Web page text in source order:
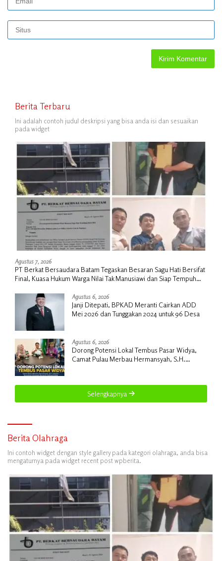
Berita Terbaru
Ini adalah contoh judul deskripsi yang bisa anda isi dan sesuaikan
pada widget
Agustus 7, 2026
PT Berkat Bersaudara Batam Tegaskan Besaran Sagu Hati Bersifat
Final, Kuasa Hukum Warga Nilai Tak Manusiawi dan Siap Tempuh
Agustus 6, 2026
Janji Ditepati, BPKAD Meranti Cairkan ADD
Mei 2026 dan Tunggakan 2024 untuk 96 Desa
Agustus 6, 2026
Dorong Potensi Lokal Tembus Pasar Widya,
Camat Pulau Merbau Hermansyah, S.H.
Selengkapnya
Berita Olahraga
Ini contoh widget dengan style gallery pada kategori olahraga, anda bisa
mengaturnya pada widget recent post wpberita.